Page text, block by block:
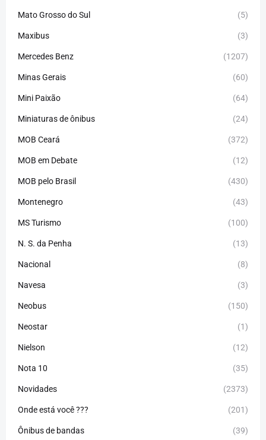
Mato Grosso do Sul (5)
Maxibus (3)
Mercedes Benz (1207)
Minas Gerais (60)
Mini Paixão (64)
Miniaturas de ônibus (24)
MOB Ceará (372)
MOB em Debate (12)
MOB pelo Brasil (430)
Montenegro (43)
MS Turismo (100)
N. S. da Penha (13)
Nacional (8)
Navesa (3)
Neobus (150)
Neostar (1)
Nielson (12)
Nota 10 (35)
Novidades (2373)
Onde está você ??? (201)
Ônibus de bandas (39)